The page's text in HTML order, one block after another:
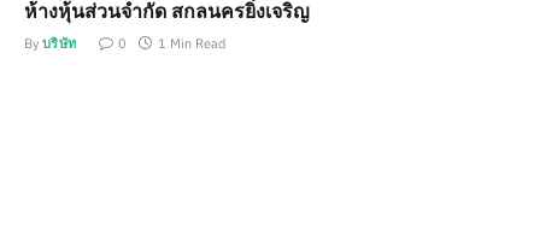
ห้างหุ้นส่วนจำกัด สกลนครยิ่งเจริญ
By บริษัท 0 1 Min Read